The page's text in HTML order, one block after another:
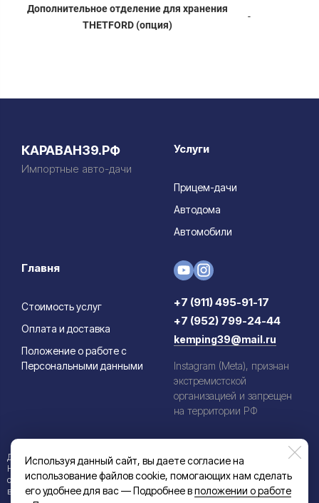
Дополнительное отделение для хранения
THETFORD (опция)
-
Используя данный сайт, вы даете согласие на
использование файлов cookie, помогающих нам сделать
его удобнее для вас — Подробнее вположении о работе
КАРАВАН39.РФ
Импортные авто-дачи
Услуги
Прицем-дачи
Автодома
Автомобили
Главня
Стоимость услуг
Оплата и доставка
Положение о работе с
Персональными данными
+7 (911) 495-91-17
+7 (952) 799-24-44
kemping39@mail.ru
Instagram (Meta), признан
экстремистской
организацией и запрещен
на территории РФ
Данный информационный ресурс не является публичной офертой.
Наличие и стоимость товаров уточняйте по телефону. Производители
оставляют за собой право изменять технические характеристики и
внешний вид товаров без предварительного уведомления.